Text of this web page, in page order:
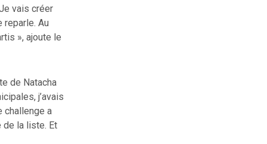
vais créer
reparle. Au
», ajoute le
de Natacha
j’avais
challenge a
de la liste. Et